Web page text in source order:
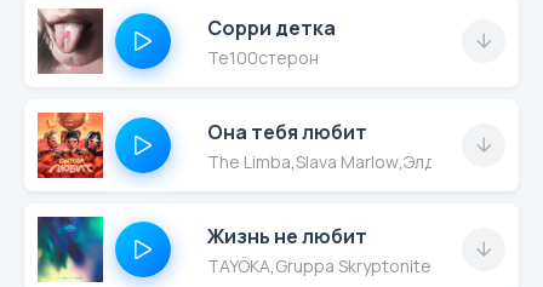
Сорри детка
Те100стерон
Она тебя любит
The Limba Slava Marlow Элджей
Жизнь не любит
TAYÖKA Gruppa Skryptonite